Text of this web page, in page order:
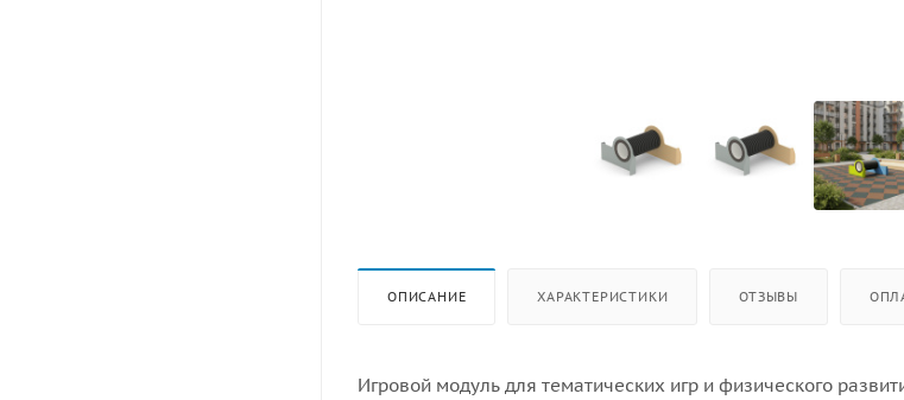
ОПИСАНИЕ ХАРАКТЕРИСТИКИ ОТЗЫВЫ
Игровой модуль для тематических игр и физического